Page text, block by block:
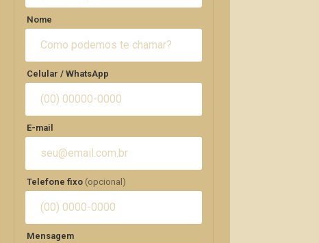
Nome
Celular / WhatsApp
E-mail
Telefone fixo (opcional)
Mensagem